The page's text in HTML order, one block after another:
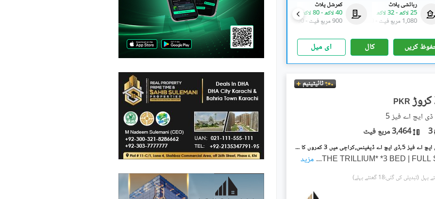
کمرشل پلاٹ
40 لاکھ
-80 لاکھ
900 مربع فیٹ
-1,800 مربع فیٹ
رہائشی پلاٹ
-1,800 مربع فیٹ
کمرشل پلاٹ
40 لاکھ
-80 لاکھ
900 مربع فیٹ
-1,800 مربع فیٹ
رہائشی پلاٹ
25 لاکھ
-32 لاکھ
1,080 مربع فیٹ
- 1,800 مربع فیٹ
کریں کال ای میل
ٹائیٹینیم
PKR
ایچ اے فیز 5
3 3,464 مربع فیٹ
دی ٹریلیم ڈی ایچ اے فیز 5,ڈی ایچ اے ڈیفینس,کراچی میں 3 کمروں کا 15 مرلہ پینٹ ہاؤس 20.13 کروڑ میں برائے فروخت۔
... مزید
(تبدیلی کی گئی:18 گھنٹے پہلے)